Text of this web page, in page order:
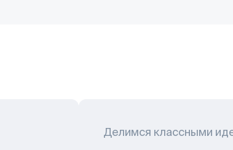
Делимся классными